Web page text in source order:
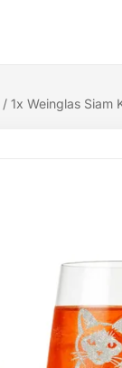
/ 1x Weinglas Siam